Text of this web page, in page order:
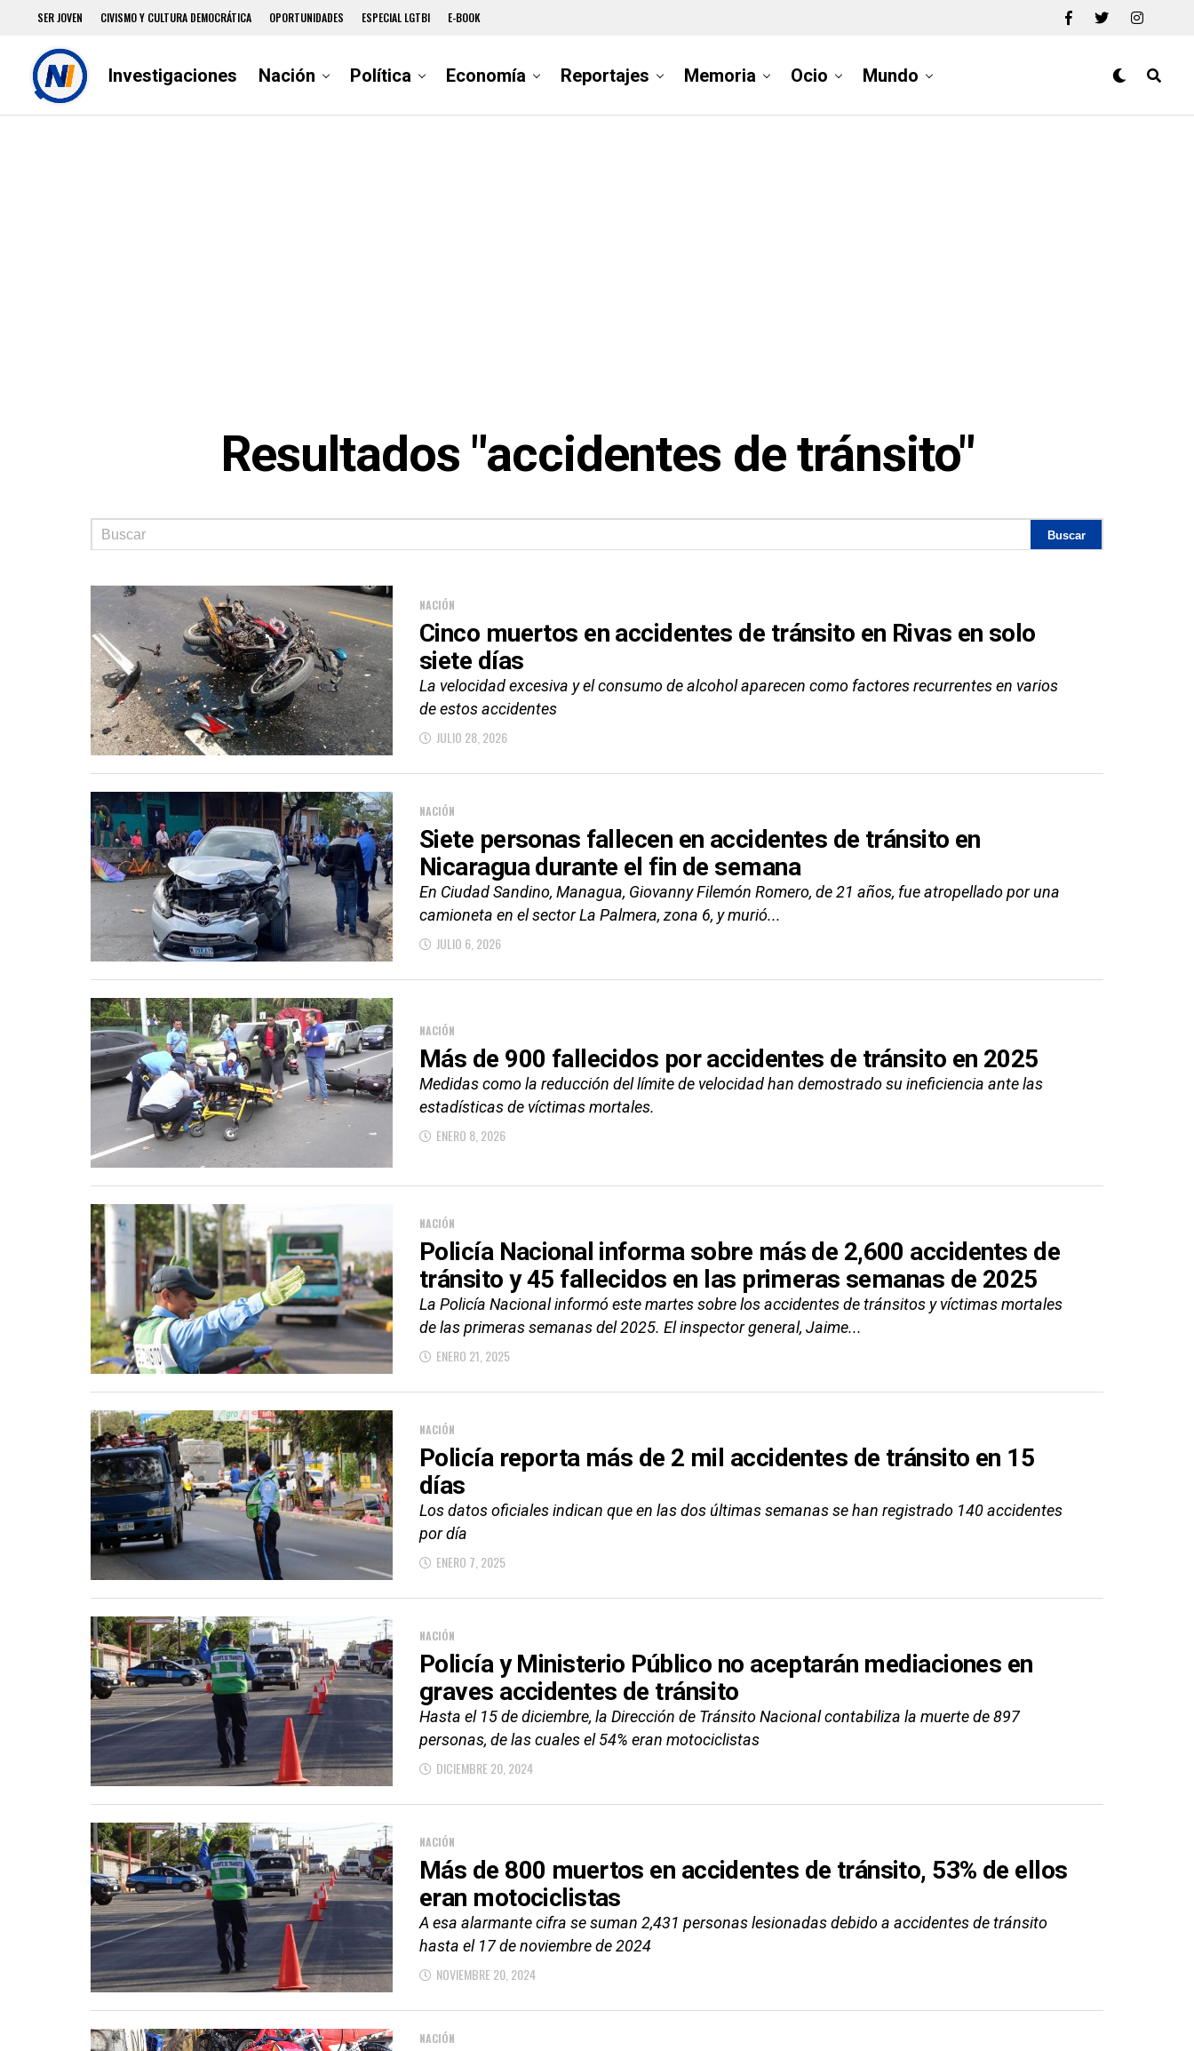
SER JOVEN CIVISMO Y CULTURA DEMOCRÁTICA OPORTUNIDADES ESPECIAL LGTBI E-BOOK
Investigaciones Nación Política Economía Reportajes Memoria Ocio Mundo
Resultados "accidentes de tránsito"
NACIÓN
Cinco muertos en accidentes de tránsito en Rivas en solo
siete días
La velocidad excesiva y el consumo de alcohol aparecen como factores recurrentes en varios
de estos accidentes
JULIO 28, 2026
NACIÓN
Siete personas fallecen en accidentes de tránsito en
Nicaragua durante el fin de semana
En Ciudad Sandino, Managua, Giovanny Filemón Romero, de 21 años, fue atropellado por una
camioneta en el sector La Palmera, zona 6, y murió...
JULIO 6, 2026
NACIÓN
Más de 900 fallecidos por accidentes de tránsito en 2025
Medidas como la reducción del límite de velocidad han demostrado su ineficiencia ante las
estadísticas de víctimas mortales.
ENERO 8, 2026
NACIÓN
Policía Nacional informa sobre más de 2,600 accidentes de
tránsito y 45 fallecidos en las primeras semanas de 2025
La Policía Nacional informó este martes sobre los accidentes de tránsitos y víctimas mortales
de las primeras semanas del 2025. El inspector general, Jaime...
ENERO 21, 2025
NACIÓN
Policía reporta más de 2 mil accidentes de tránsito en 15
días
Los datos oficiales indican que en las dos últimas semanas se han registrado 140 accidentes
por día
ENERO 7, 2025
NACIÓN
Policía y Ministerio Público no aceptarán mediaciones en
graves accidentes de tránsito
Hasta el 15 de diciembre, la Dirección de Tránsito Nacional contabiliza la muerte de 897
personas, de las cuales el 54% eran motociclistas
DICIEMBRE 20, 2024
NACIÓN
Más de 800 muertos en accidentes de tránsito, 53% de ellos
eran motociclistas
A esa alarmante cifra se suman 2,431 personas lesionadas debido a accidentes de tránsito
hasta el 17 de noviembre de 2024
NOVIEMBRE 20, 2024
NACIÓN